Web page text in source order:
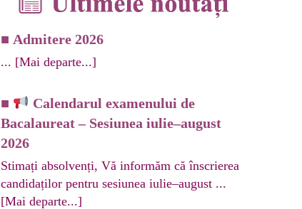
■ Admitere 2026
... [Mai departe...]
■
Calendarul examenului de
Bacalaureat – Sesiunea iulie–august
2026
Stimați absolvenți, Vă informăm că înscrierea
candidaților pentru sesiunea iulie–august ...
[Mai departe...]